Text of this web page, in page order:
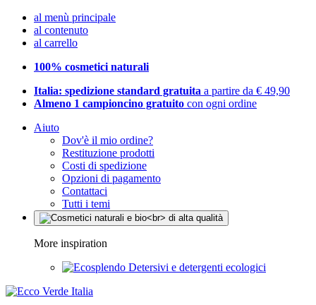
al menù principale
al contenuto
al carrello
100% cosmetici naturali
Italia: spedizione standard gratuita a partire da € 49,90
Almeno 1 campioncino gratuito con ogni ordine
Aiuto
Dov'è il mio ordine?
Restituzione prodotti
Costi di spedizione
Opzioni di pagamento
Contattaci
Tutti i temi
More inspiration
Detersivi e detergenti ecologici